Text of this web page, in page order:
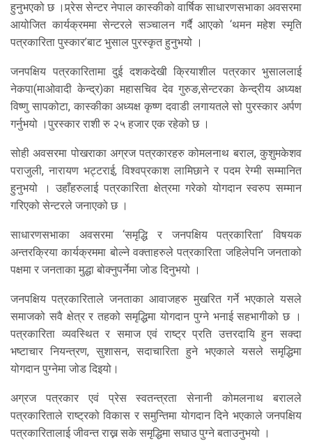
हुनुभएको छ ।प्र्रेस सेन्टर नेपाल कास्कीको वार्षिक साधारणसभाका अवसरमा
आयोजित कार्यक्रममा सेन्टरले सञ्चालन गर्दै आएको ‘थमन महेश स्मृति
पत्रकारिता पुस्कार’बाट भुसाल पुरस्कृत हुनुभयो ।
जनपक्षिय पत्रकारितामा दुई दशकदेखी क्रियाशील पत्रकार भुसाललाई
नेकपा(माओवादी केन्द्र)का महासचिव देव गुरुङ,सेन्टरका केन्द्रीय अध्यक्ष
विष्णु सापकोटा, कास्कीका अध्यक्ष कृष्ण दवाडी लगायतले सो पुरस्कार अर्पण
गर्नुभयो । पुरस्कार राशी रु २५ हजार एक रहेको छ ।
सोही अवसरमा पोखराका अग्रज पत्रकारहरु कोमलनाथ बराल, कुशुमकेशव
पराजुली, नारायण भट्टराई, विश्वप्रकाश लामिछाने र पदम रेग्मी सम्मानित
हुनुभयो । उहाँहरुलाई पत्रकारिता क्षेत्रमा गरेको योगदान स्वरुप सम्मान
गरिएको सेन्टरले जनाएको छ ।
साधारणसभाका अवसरमा ‘समृद्धि र जनपक्षिय पत्रकारिता’ विषयक
अन्तरक्रिया कार्यक्रममा बोल्ने वक्ताहरुले पत्रकारिता जहिलेपनि जनताको
पक्षमा र जनताका मुद्धा बोक्नुपर्नेमा जोड दिनुभयो ।
जनपक्षिय पत्रकारिताले जनताका आवाजहरु मुखरित गर्ने भएकाले यसले
समाजको सवै क्षेत्र र तहको समृद्धिमा योगदान पुग्ने भनाई सहभागीको छ ।
पत्रकारिता व्यवस्थित र समाज एवं राष्ट्र प्रति उत्तरदायि हुन सक्दा
भष्टाचार नियन्त्रण, सुशासन, सदाचारिता हुने भएकाले यसले समृद्धिमा
योगदान पुग्नेमा जोड दिइयो।
अग्रज पत्रकार एवं प्रेस स्वतन्त्रता सेनानी कोमलनाथ बरालले
पत्रकारिताले राष्ट्रको विकास र समुन्तिमा योगदान दिने भएकाले जनपक्षिय
पत्रकारितालाई जीवन्त राख्न सके समृद्धिमा सघाउ पुग्ने बताउनुभयो ।